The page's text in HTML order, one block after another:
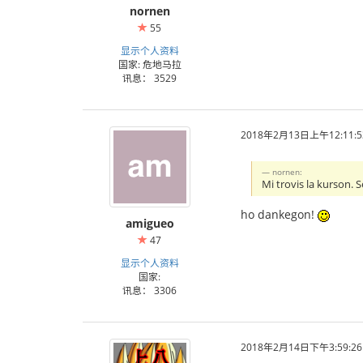
nornen
55
显示个人资料
国家: 危地马拉
讯息： 3529
amigueo
47
显示个人资料
国家:
讯息： 3306
2018年2月13日上午
nornen:
Mi trovis la kurson.
ho dankegon!
2018年2月14日下午3:59:26